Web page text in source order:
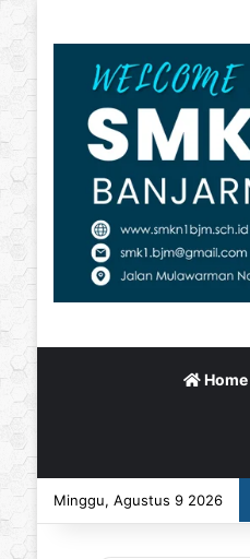
Home
Minggu, Agustus 9 2026